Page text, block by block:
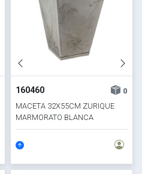
160460
0
MACETA 32X55CM ZURIQUE
MARMORATO BLANCA